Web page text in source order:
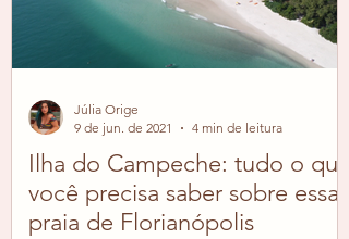
Ilha do Campeche: tudo o que
você precisa saber sobre essa
praia de Florianópolis
Júlia Orige
9 de jun. de 2021
4 min de leitura